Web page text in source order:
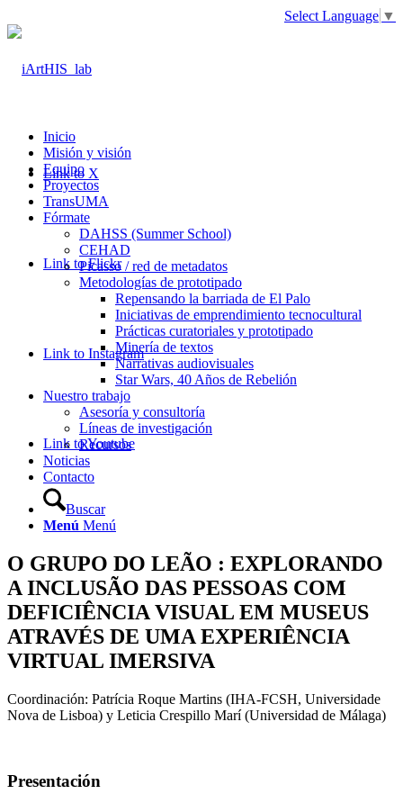
Select Language ▼
Link to X
Link to Flickr
Link to Instagram
Link to Youtube
Inicio
Misión y visión
Equipo
Proyectos
TransUMA
Fórmate
DAHSS (Summer School)
CEHAD
Picasso / red de metadatos
Metodologías de prototipado
Repensando la barriada de El Palo
Iniciativas de emprendimiento tecnocultural
Prácticas curatoriales y prototipado
Minería de textos
Narrativas audiovisuales
Star Wars, 40 Años de Rebelión
Nuestro trabajo
Asesoría y consultoría
Líneas de investigación
Recursos
Noticias
Contacto
Buscar
Menú Menú
O GRUPO DO LEÃO : EXPLORANDO
A INCLUSÃO DAS PESSOAS COM
DEFICIÊNCIA VISUAL EM MUSEUS
ATRAVÉS DE UMA EXPERIÊNCIA
VIRTUAL IMERSIVA
Coordinación: Patrícia Roque Martins (IHA-FCSH, Universidade
Nova de Lisboa) y Leticia Crespillo Marí (Universidad de Málaga)
Presentación